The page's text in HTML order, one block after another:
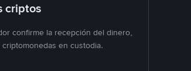
criptos
confirme la recepción del dinero,
en custodia.